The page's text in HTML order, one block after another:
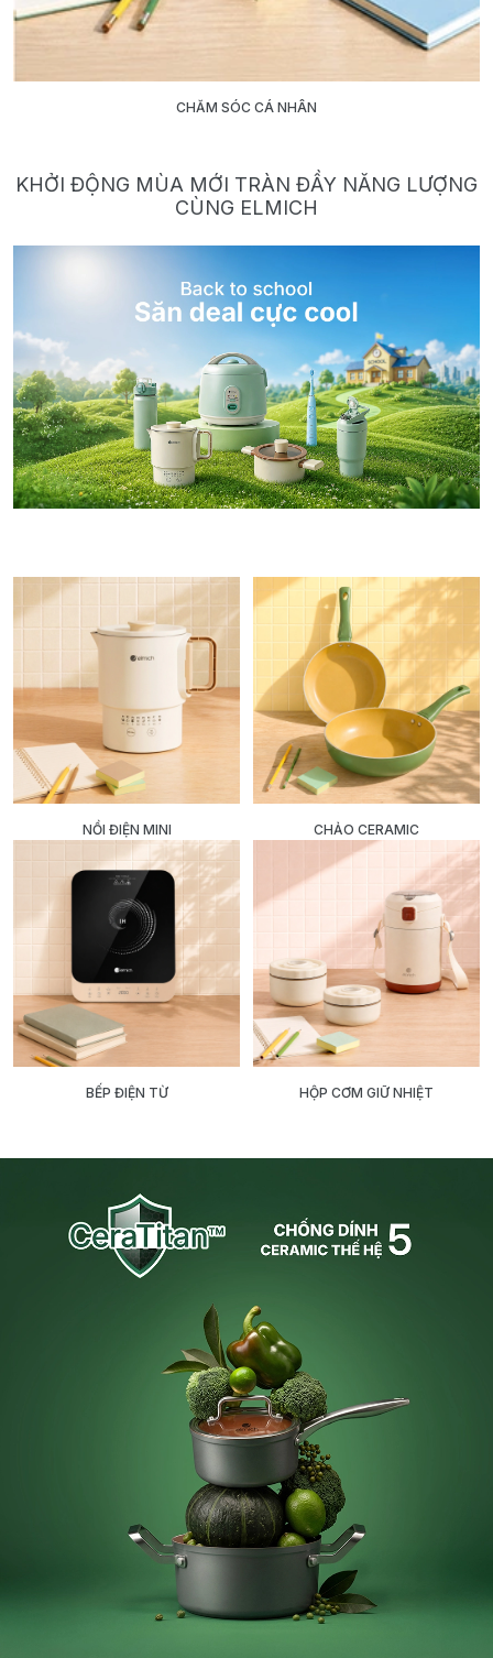
CHĂM SÓC CÁ NHÂN
KHỞI ĐỘNG MÙA MỚI TRÀN ĐẦY NĂNG LƯỢNG
CÙNG ELMICH
NỒI ĐIỆN MINI CHẢO CERAMIC
BẾP ĐIỆN TỪ HỘP CƠM GIỮ NHIỆT